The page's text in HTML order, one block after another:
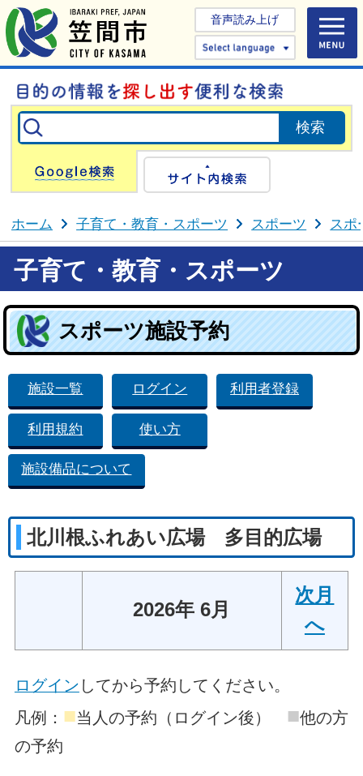
音声読み上げ
Select
Google検索
ホーム 子育て・教育・スポーツ スポーツ スポ
子育て・教育・スポーツ
スポーツ施設予約
施設一覧 ログイン 利用者登録
利用規約 使い方
施設備品について
北川根ふれあい広場 多目的広場
2026年 6月
次月
へ
ログイン してから予約してください。
凡例： ■当人の予約（ログイン後） ■他の方
の予約